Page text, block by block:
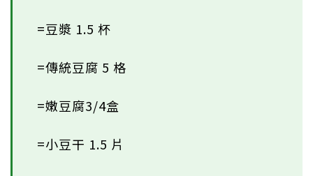
=豆漿 1.5 杯
=傳統豆腐 5 格
=嫩豆腐3/4盒
=小豆干 1.5 片